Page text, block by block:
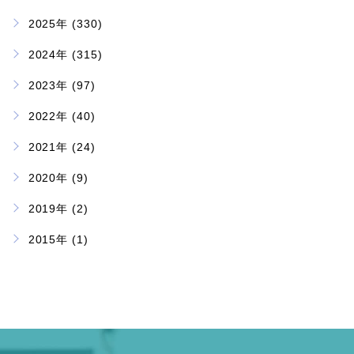
2025年 (330)
2024年 (315)
2023年 (97)
2022年 (40)
2021年 (24)
2020年 (9)
2019年 (2)
2015年 (1)